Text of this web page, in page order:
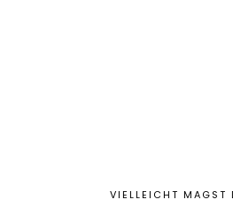
VIELLEICHT MAGST